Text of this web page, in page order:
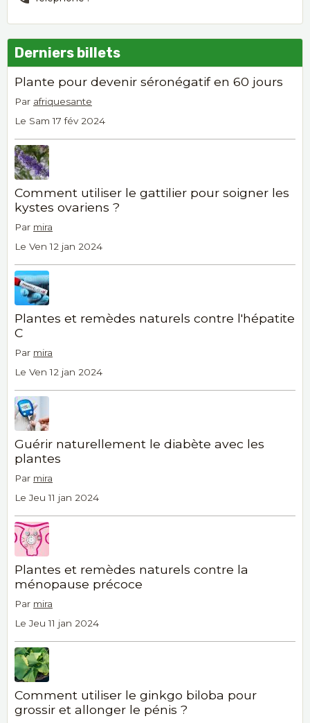
Derniers billets
Plante pour devenir séronégatif en 60 jours
Par afriquesante
Le Sam 17 fév 2024
Comment utiliser le gattilier pour soigner les
kystes ovariens ?
Par mira
Le Ven 12 jan 2024
Plantes et remèdes naturels contre l'hépatite
C
Par mira
Le Ven 12 jan 2024
Guérir naturellement le diabète avec les
plantes
Par mira
Le Jeu 11 jan 2024
Plantes et remèdes naturels contre la
ménopause précoce
Par mira
Le Jeu 11 jan 2024
Comment utiliser le ginkgo biloba pour
grossir et allonger le pénis ?